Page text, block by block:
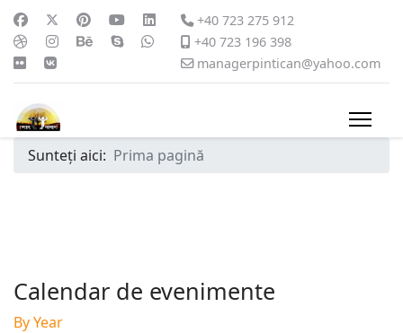
+40 723 275 912
+40 723 196 398
managerpintican@yahoo.com
Sunteți aici: Prima pagină
Calendar de evenimente
By Year